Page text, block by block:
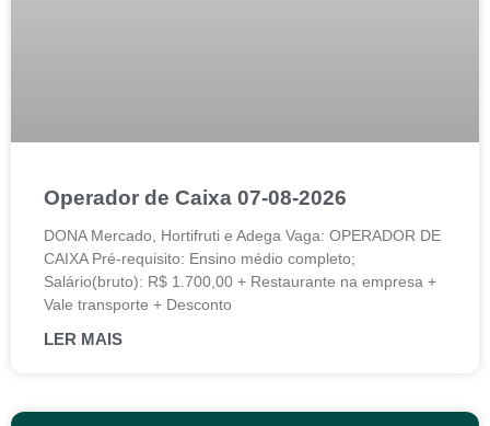
Operador de Caixa 07-08-2026
DONA Mercado, Hortifruti e Adega Vaga: OPERADOR DE
CAIXA Pré-requisito: Ensino médio completo;
Salário(bruto): R$ 1.700,00 + Restaurante na empresa +
Vale transporte + Desconto
LER MAIS